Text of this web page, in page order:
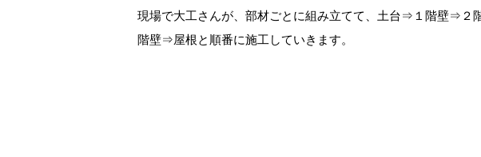
現場で大工さんが、部材ごとに組み立てて、土台⇒１階壁⇒２
階壁⇒屋根と順番に施工していきます。